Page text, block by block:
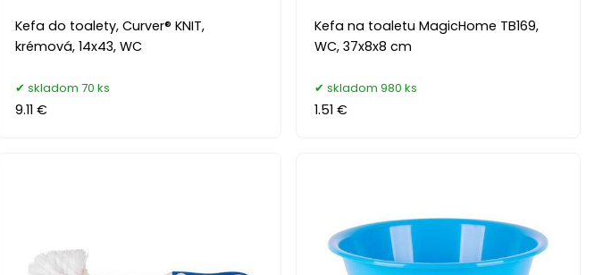
Kefa do toalety, Curver® KNIT,
krémová, 14x43, WC
skladom 70 ks
9.11 €
Kefa na toaletu MagicHome TB169,
WC, 37x8x8 cm
skladom 980 ks
1.51 €